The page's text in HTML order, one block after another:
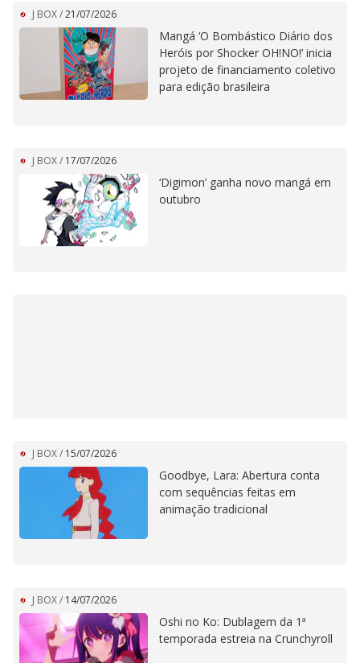
J BOX/21/07/2026
Mangá ‘O Bombástico Diário dos
Heróis por Shocker OH!NO!’ inicia
projeto de financiamento coletivo
para edição brasileira
J BOX/ 17/07/2026
‘Digimon’ ganha novo mangá em
outubro
J BOX/ 15/07/2026
Goodbye, Lara: Abertura conta
com sequências feitas em
animação tradicional
J BOX/ 14/07/2026
Oshi no Ko: Dublagem da 1ª
temporada estreia na Crunchyroll